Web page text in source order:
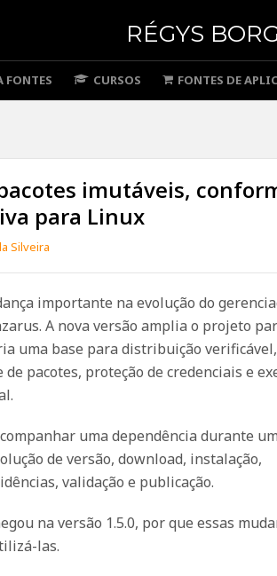
RÉGYS
FONTES CURSOS FONTES DE
imutáveis,
para Linux
Silveira
importante na evolução do
A nova versão amplia o projeto
uma base para distribuição verificável,
pacotes, proteção de credenciais e
uma dependência durante
de versão, download, instalação,
validação e publicação.
na versão 1.5.0, por que essas
las.